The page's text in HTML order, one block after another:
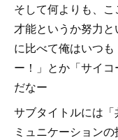
そして何よりも、
才能というか努力
に比べて俺はいつ
ー！」とか「サイ
だなー
サブタイトルには
ミュニケーション